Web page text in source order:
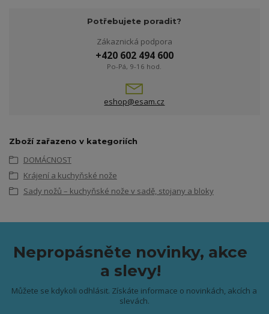
Potřebujete poradit?
Zákaznická podpora
+420 602 494 600
Po-Pá, 9-16 hod.
eshop@esam.cz
Zboží zařazeno v kategoriích
DOMÁCNOST
Krájení a kuchyňské nože
Sady nožů – kuchyňské nože v sadě, stojany a bloky
Nepropásněte novinky, akce
a slevy!
Můžete se kdykoli odhlásit. Získáte informace o novinkách, akcích a
slevách.